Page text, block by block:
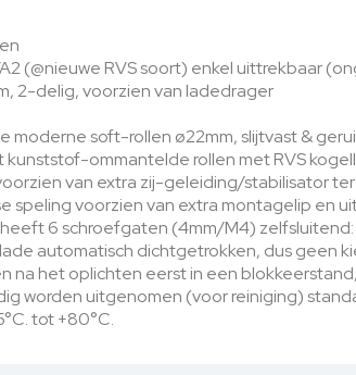
(@nieuwe RVS soort) enkel uittrekbaar
2-delig, voorzien van ladedrager
moderne soft-rollen ø22mm, slijtvast &
kunststof-ommantelde rollen met RVS
van extra zij-geleiding/stabilisator
speling voorzien van extra montagelip en
6 schroefgaten (4mm/M4)
automatisch dichtgetrokken, dus geen
na het oplichten eerst in een
worden uitgenomen (voor reiniging)
tot +80°C.